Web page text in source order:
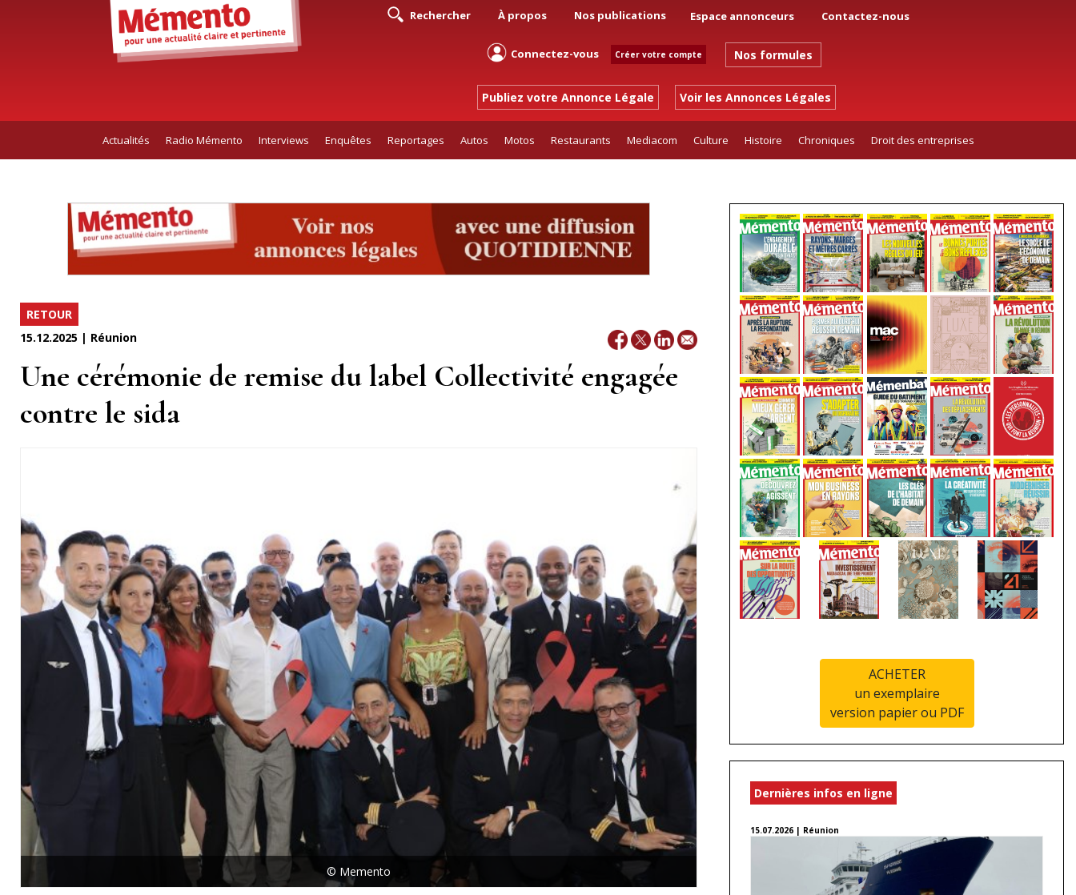
Rechercher À propos Nos publications Espace annonceurs Contactez-nous
Connectez-vous Créer votre compte Nos formules
Publiez votre Annonce Légale Voir les Annonces Légales
Actualités Radio Mémento Interviews Enquêtes Reportages Autos Motos Restaurants Mediacom Culture Histoire Chroniques Droit des entreprises
RETOUR
15.12.2025 | Réunion
Une cérémonie de remise du label Collectivité engagée
contre le sida
© Memento
ACHETER
un exemplaire
version papier ou PDF
Dernières infos en ligne
15.07.2026 | Réunion